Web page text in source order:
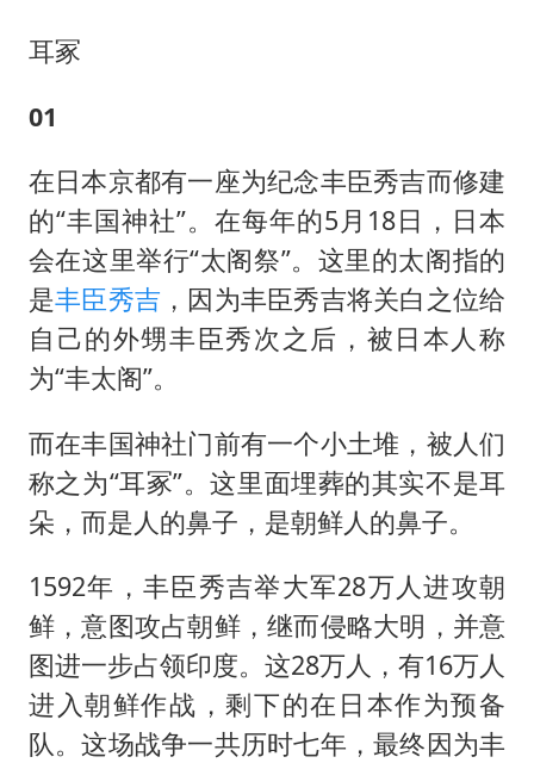
耳冢
01
在日本京都有一座为纪念丰臣秀吉而修建
的“丰国神社”。在每年的5月18日，日本
会在这里举行“太阁祭”。这里的太阁指的
是丰臣秀吉 ，因为丰臣秀吉将关白之位给
自己的外甥丰臣秀次之后，被日本人称
为“丰太阁”。
而在丰国神社门前有一个小土堆，被人们
称之为“耳冢”。这里面埋葬的其实不是耳
朵，而是人的鼻子，是朝鲜人的鼻子。
1592年，丰臣秀吉举大军28万人进攻朝
鲜，意图攻占朝鲜，继而侵略大明，并意
图进一步占领印度。这28万人，有16万人
进入朝鲜作战，剩下的在日本作为预备
队。这场战争一共历时七年，最终因为丰